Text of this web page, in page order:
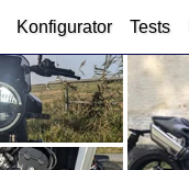
Konfigurator Tests